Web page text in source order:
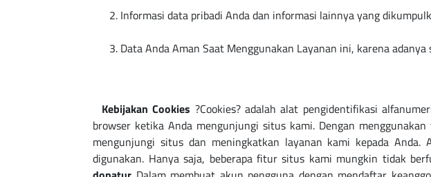
Informasi data pribadi Anda dan informasi lainnya yang
Data Anda Aman Saat Menggunakan Layanan ini, karena
Kebijakan Cookies ?Cookies? adalah alat pengidentifikasi
browser ketika Anda mengunjungi situs kami. Dengan
mengunjungi situs dan meningkatkan layanan kami kepada
digunakan. Hanya saja, beberapa fitur situs kami mungkin tidak